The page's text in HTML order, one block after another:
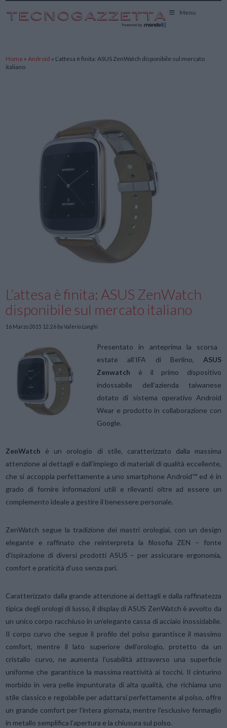
Menu
Home »Android » L’attesa è finita: ASUS ZenWatch disponibile sul mercato
italiano
L’attesa è finita: ASUS ZenWatch
disponibile sul mercato italiano
16 Marzo 2015 12:26 by Valerio Longhi
Presentato in anteprima la scorsa
estate all’IFA di Berlino, ASUS
Zenwatch è il primo dispositivo
indossabile dell’azienda taiwanese
dotato di sistema operativo Android
Wear e prodotto in collaborazione con
Google.
ZenWatch è un orologio di stile, caratterizzato dalla massima
attenzione ai dettagli e dall’impiego di materiali di qualità eccellente,
che si accoppia perfettamente a uno smartphone Android™ ed è in
grado di fornire informazioni utili e rilevanti oltre ad essere un
complemento ideale a gestire il benessere personale.
ZenWatch segue la tradizione dei mastri orologiai, con un design
elegante e raffinato che reinterpreta la filosofia ZEN – fonte
d’ispirazione di diversi prodotti ASUS – per assicurare ergonomia,
comfort e praticità d’uso senza pari.
Caratterizzato dalla grande attenzione ai dettagli e dalla raffinatezza
tipica degli orologi di lusso, il display di ASUS ZenWatch è avvolto da
un unico corpo racchiuso in un’elegante cassa di acciaio inossidabile.
Il corpo curvo che segue il profilo del polso garantisce il massimo
comfort, mentre il lato superiore dell’orologio, protetto da un
cristallo curvo, ne aumenta l’usabilità attraverso una superficie
uniforme che garantisce la massima reattività ai tocchi. Il cinturino
morbido in vera pelle impunturata di alta qualità, che richiama uno
stile classico e regolabile per adattarsi perfettamente al polso, offre
un grande comfort per l’intera giornata, mentre l’esclusivo fermaglio
in metallo semplifica l’apertura e la chiusura sul polso.